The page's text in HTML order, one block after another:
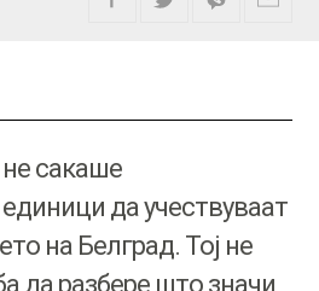
сакаше
единици да учествуваат
на Белград. Тој не
да разбере што значи